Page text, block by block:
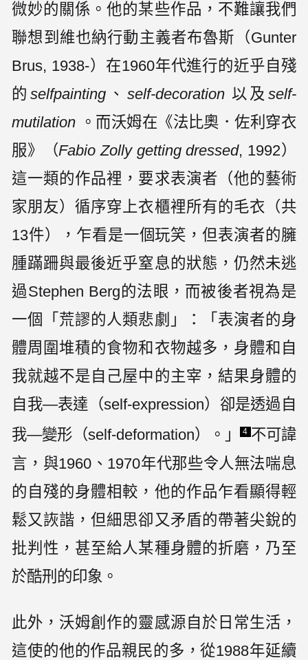
微妙的關係。他的某些作品，不難讓我們
聯想到維也納行動主義者布魯斯（Gunter
Brus, 1938-）在1960年代進行的近乎自殘
的 selfpainting、 self-decoration以及 self-
mutilation 。而沃姆在《法比奧．佐利穿衣
服》（Fabio Zolly getting dressed, 1992）
這一類的作品裡，要求表演者（他的藝術
家朋友）循序穿上衣櫃裡所有的毛衣（共
13件），乍看是一個玩笑，但表演者的臃
腫蹣跚與最後近乎窒息的狀態，仍然未逃
過Stephen Berg的法眼，而被後者視為是
一個「荒謬的人類悲劇」：「表演者的身
體周圍堆積的食物和衣物越多，身體和自
我就越不是自己屋中的主宰，結果身體的
自我—表達（self-expression）卻是透過自
我—變形（self-deformation）。」 4 不可諱
言，與1960、1970年代那些令人無法喘息
的自殘的身體相較，他的作品乍看顯得輕
鬆又詼諧，但細思卻又矛盾的帶著尖銳的
批判性，甚至給人某種身體的折磨，乃至
於酷刑的印象。
此外，沃姆創作的靈感源自於日常生活，
這使的他的作品親民的多，從1988年延續